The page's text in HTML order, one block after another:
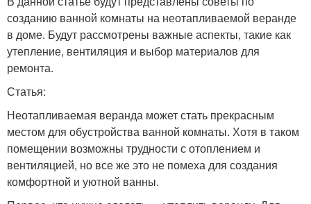
созданию ванной комнаты на неотапливаемой веранде
в доме. Будут рассмотрены важные аспекты, такие как
утепление, вентиляция и выбор материалов для
ремонта.
Статья:
Неотапливаемая веранда может стать прекрасным
местом для обустройства ванной комнаты. Хотя в таком
помещении возможны трудности с отоплением и
вентиляцией, но все же это не помеха для создания
комфортной и уютной ванны.